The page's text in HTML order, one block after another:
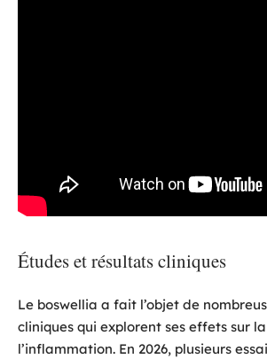
Études et résultats cliniques
Le boswellia a fait l’objet de
cliniques qui explorent ses effets sur
l’inflammation. En 2026, plusieurs